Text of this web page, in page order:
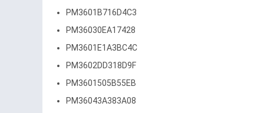
PM3601B716D4C3
PM36030EA17428
PM3601E1A3BC4C
PM3602DD318D9F
PM3601505B55EB
PM36043A383A08